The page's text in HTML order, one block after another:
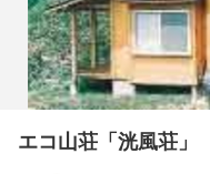
エコ山荘「洸風荘」